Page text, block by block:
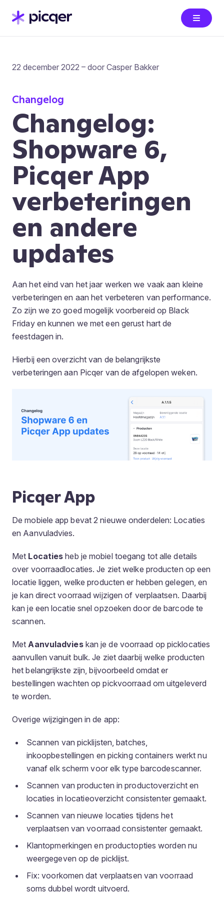
22 december 2022 – door Casper Bakker
Changelog
Changelog:
Shopware 6,
Picqer App
verbeteringen
en andere
updates
Aan het eind van het jaar werken we vaak aan kleine
verbeteringen en aan het verbeteren van performance.
Zo zijn we zo goed mogelijk voorbereid op Black
Friday en kunnen we met een gerust hart de
feestdagen in.
Hierbij een overzicht van de belangrijkste
verbeteringen aan Picqer van de afgelopen weken.
Picqer App
De mobiele app bevat 2 nieuwe onderdelen: Locaties
en Aanvuladvies.
Met Locaties heb je mobiel toegang tot alle details
over voorraadlocaties. Je ziet welke producten op een
locatie liggen, welke producten er hebben gelegen, en
je kan direct voorraad wijzigen of verplaatsen. Daarbij
kan je een locatie snel opzoeken door de barcode te
scannen.
Met Aanvuladvieskan je de voorraad op picklocaties
aanvullen vanuit bulk. Je ziet daarbij welke producten
het belangrijkste zijn, bijvoorbeeld omdat er
bestellingen wachten op pickvoorraad om uitgeleverd
te worden.
Overige wijzigingen in de app:
Scannen van picklijsten, batches,
inkoopbestellingen en picking containers werkt nu
vanaf elk scherm voor elk type barcodescanner.
Scannen van producten in productoverzicht en
locaties in locatieoverzicht consistenter gemaakt.
Scannen van nieuwe locaties tijdens het
verplaatsen van voorraad consistenter gemaakt.
Klantopmerkingen en productopties worden nu
weergegeven op de picklijst.
Fix: voorkomen dat verplaatsen van voorraad
soms dubbel wordt uitvoerd.